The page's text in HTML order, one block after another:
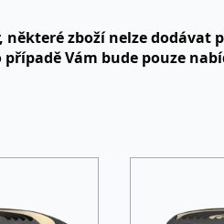
zboží nelze dodávat
Vám bude pouze